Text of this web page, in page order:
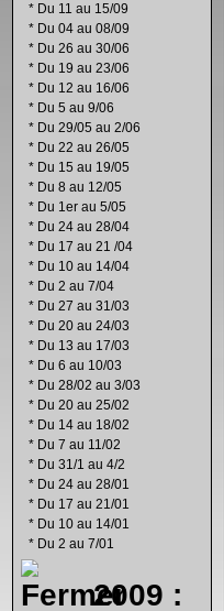
* Du 11 au 15/09
* Du 04 au 08/09
* Du 26 au 30/06
* Du 19 au 23/06
* Du 12 au 16/06
* Du 5 au 9/06
* Du 29/05 au 2/06
* Du 22 au 26/05
* Du 15 au 19/05
* Du 8 au 12/05
* Du 1er au 5/05
* Du 24 au 28/04
* Du 17 au 21 /04
* Du 10 au 14/04
* Du 2 au 7/04
* Du 27 au 31/03
* Du 20 au 24/03
* Du 13 au 17/03
* Du 6 au 10/03
* Du 28/02 au 3/03
* Du 20 au 25/02
* Du 14 au 18/02
* Du 7 au 11/02
* Du 31/1 au 4/2
* Du 24 au 28/01
* Du 17 au 21/01
* Du 10 au 14/01
* Du 2 au 7/01
2009 :